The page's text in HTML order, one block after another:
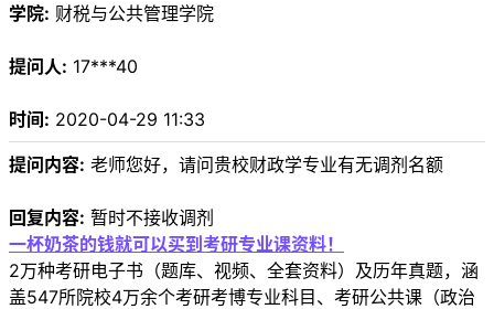
学院: 财税与公共管理学院
提问人: 17***40
时间: 2020-04-29 11:33
提问内容: 老师您好，请问贵校财政学专业有无调剂名额
回复内容: 暂时不接收调剂
一杯奶茶的钱就可以买到考研专业课资料！
2万种考研电子书（题库、视频、全套资料）及历年真题，涵
盖547所院校4万余个考研考博专业科目、考研公共课（政治